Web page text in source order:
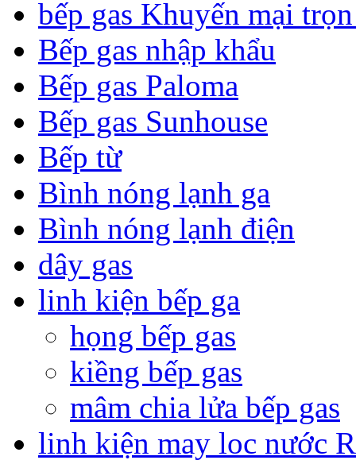
bếp gas Khuyến mại
Bếp gas nhập khẩu
Bếp gas Paloma
Bếp gas Sunhouse
Bếp từ
Bình nóng lạnh ga
Bình nóng lạnh điện
dây gas
linh kiện bếp ga
họng bếp gas
kiềng bếp gas
mâm chia lửa bếp gas
linh kiện may loc nước